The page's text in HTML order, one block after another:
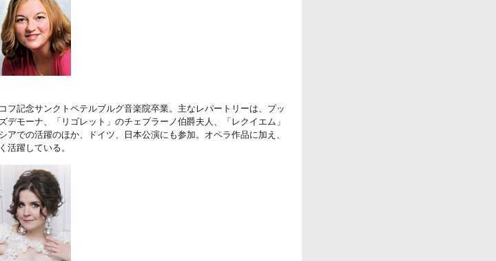
フ記念サンクトペテルブルグ音楽院卒業。主なレパートリーは、プッ
モーナ、「リゴレット」のチェプラーノ伯爵夫人、「レクイエム」
での活躍のほか、ドイツ、日本公演にも参加。オペラ作品に加え、
活躍している。